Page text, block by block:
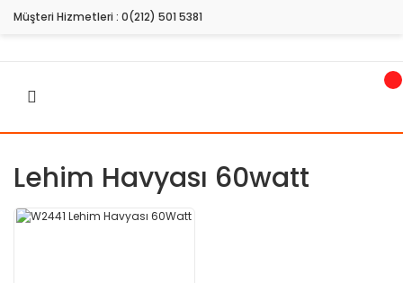
Müşteri Hizmetleri : 0(212) 501 5381
Lehim Havyası 60watt